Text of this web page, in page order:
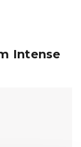
Intense